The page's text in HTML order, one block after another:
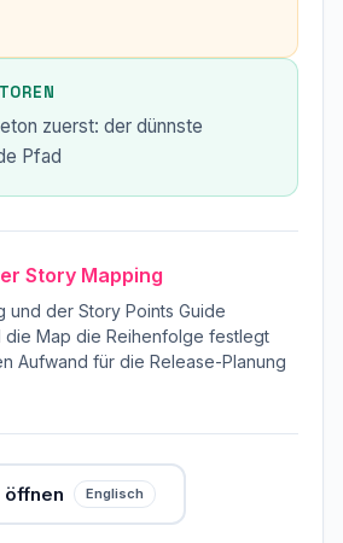
zuerst: der dünnste
Pfad
Story Mapping
und der Story Points Guide
die Map die Reihenfolge festlegt
Aufwand für die Release-Planung
öffnen Englisch